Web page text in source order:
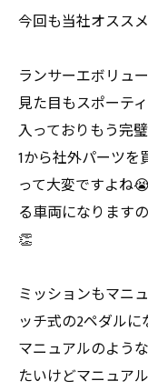
今回も当社オスス
ランサーエボリュ
見た目もスポーテ
入っておりもう完
1から社外パーツ
って大変ですよね
る車両になります
👏
ミッションもマニ
ッチ式の2ペダル
マニュアルのよう
たいけどマニュア